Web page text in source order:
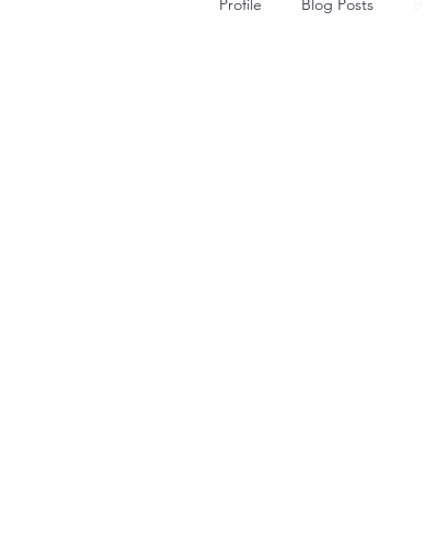
Profile Blog Posts